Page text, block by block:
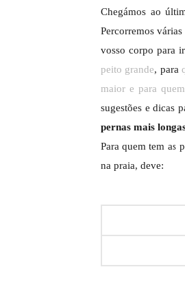
Chegámos ao
Percorremos
vosso corpo para
peito grande, para
maior e para
sugestões e dicas
pernas mais
Para quem tem as
na praia, deve: